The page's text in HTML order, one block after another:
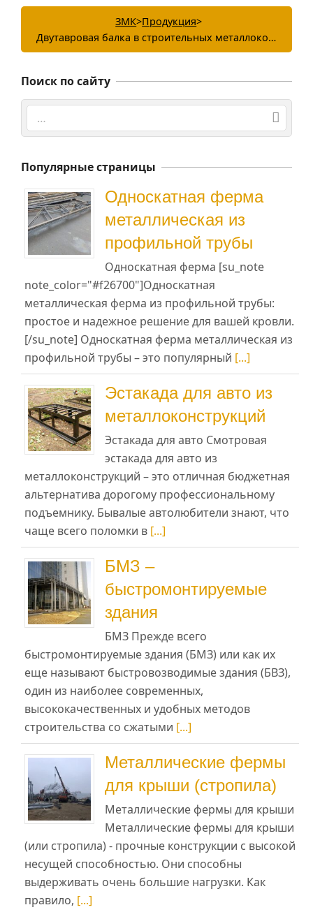
ЗМК>Продукция>
Двутавровая балка в строительных металлоконструкциях
Поиск по сайту
Поиск
Популярные страницы
Односкатная ферма
металлическая из
профильной трубы
Односкатная ферма [su_note
note_color="#f26700"]Односкатная
металлическая ферма из профильной трубы:
простое и надежное решение для вашей кровли.
[/su_note] Односкатная ферма металлическая из
профильной трубы – это популярный [...]
Эстакада для авто из
металлоконструкций
Эстакада для авто Смотровая
эстакада для авто из
металлоконструкций – это отличная бюджетная
альтернатива дорогому профессиональному
подъемнику. Бывалые автолюбители знают, что
чаще всего поломки в [...]
БМЗ –
быстромонтируемые
здания
БМЗ Прежде всего
быстромонтируемые здания (БМЗ) или как их
еще называют быстровозводимые здания (БВЗ),
один из наиболее современных,
высококачественных и удобных методов
строительства со сжатыми [...]
Металлические фермы
для крыши (стропила)
Металлические фермы для крыши
Металлические фермы для крыши
(или стропила) - прочные конструкции с высокой
несущей способностью. Они способны
выдерживать очень большие нагрузки. Как
правило, [...]